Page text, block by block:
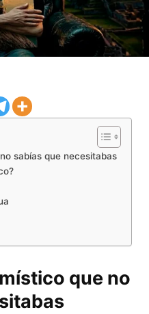
sabías que necesitabas
que no